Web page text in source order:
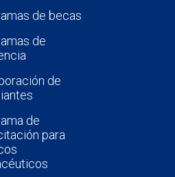
de becas
de
de
de
para